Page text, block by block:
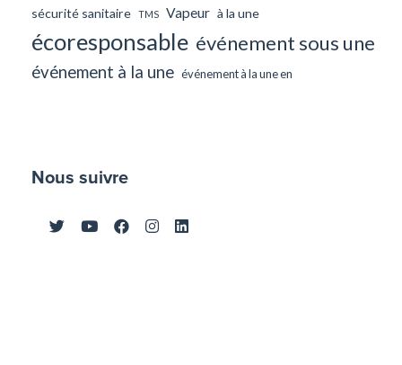
sécurité sanitaire TMS Vapeur à la une
écoresponsable événement sous une
événement à la une événement à la une en
Nous suivre